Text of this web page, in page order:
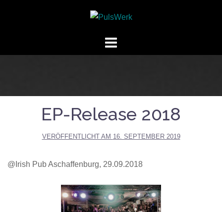
EP-Release 2018
VERÖFFENTLICHT AM 16. SEPTEMBER 2019
@Irish Pub Aschaffenburg, 29.09.2018